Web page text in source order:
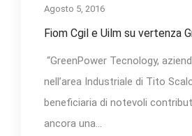
Agosto 5, 2016
Fiom Cgil e Uilm su vertenza
“GreenPower Tecnology,
nell’area Industriale di Tito
beneficiaria di notevoli
ancora una...